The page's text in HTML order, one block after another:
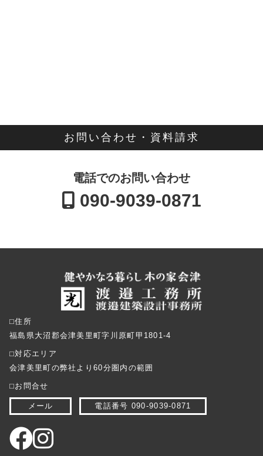
お問い合わせ・資料請求
電話でのお問い合わせ
090-9039-0871
⬜︎住所
福島県大沼郡会津美里町字川原町甲1801-4
⬜︎対応エリア
会津美里町の弊社より60分圏内の範囲
⬜︎お問合せ
メール 電話番号 090-9039-0871